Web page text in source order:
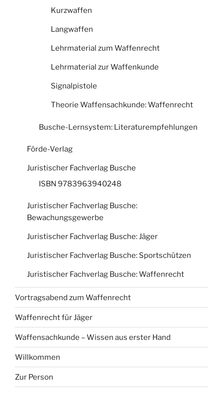
Kurzwaffen
Langwaffen
Lehrmaterial zum Waffenrecht
Lehrmaterial zur Waffenkunde
Signalpistole
Theorie Waffensachkunde: Waffenrecht
Busche-Lernsystem: Literaturempfehlungen
Förde-Verlag
Juristischer Fachverlag Busche
ISBN 9783963940248
Juristischer Fachverlag Busche:
Bewachungsgewerbe
Juristischer Fachverlag Busche: Jäger
Juristischer Fachverlag Busche: Sportschützen
Juristischer Fachverlag Busche: Waffenrecht
Vortragsabend zum Waffenrecht
Waffenrecht für Jäger
Waffensachkunde – Wissen aus erster Hand
Willkommen
Zur Person